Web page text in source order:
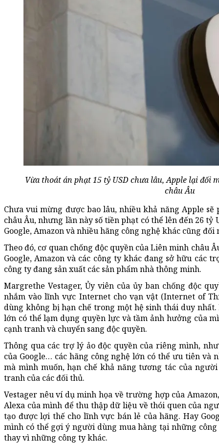
Vừa thoát án phạt 15 tỷ USD chưa lâu, Apple lại đối
châu Âu
Chưa vui mừng được bao lâu, nhiều khả năng Apple
châu Âu, nhưng lần này số tiền phạt có thể lên đến 26 tỷ
Google, Amazon và nhiều hãng công nghệ khác cũng
Theo đó, cơ quan chống độc quyền của Liên minh châu
Google, Amazon và các công ty khác đang sở hữu các
công ty đang sản xuất các sản phẩm nhà thông minh.
Margrethe Vestager, Ủy viên của ủy ban chống độc
nhắm vào lĩnh vực Internet cho vạn vật (Internet of
dùng không bị hạn chế trong một hệ sinh thái duy
lớn có thể lạm dụng quyền lực và tầm ảnh hưởng của
cạnh tranh và chuyển sang độc quyền.
Thông qua các trợ lý ảo độc quyền của riêng mình,
của Google… các hãng công nghệ lớn có thể ưu tiên và
mà mình muốn, hạn chế khả năng tương tác của
tranh của các đối thủ.
Vestager nêu ví dụ minh họa về trường hợp của
Alexa của mình để thu thập dữ liệu về thói quen của
tạo được lợi thế cho lĩnh vực bán lẻ của hãng. Hay
mình có thể gợi ý người dùng mua hàng tại những
thay vì những công ty khác.